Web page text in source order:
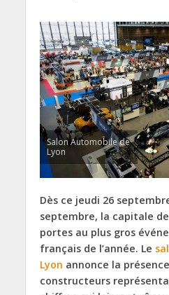
Salon Automobile de
Lyon
Dès ce jeudi 26
septembre, la capitale
portes au plus gros
français de l’année. Le
Lyon annonce la
constructeurs